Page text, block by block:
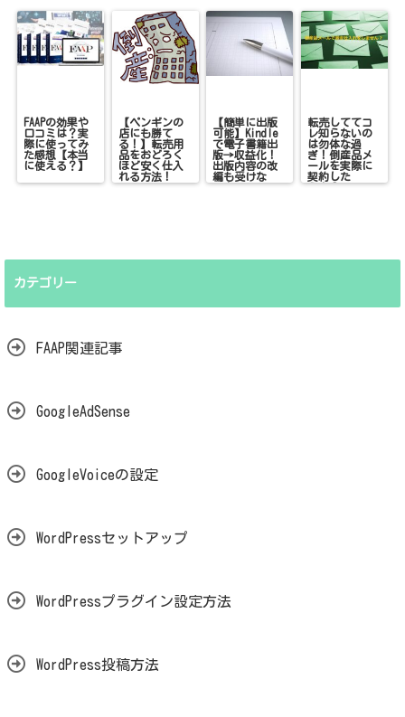
FAAPの効果や
口コミは？実
際に使ってみ
た感想【本当
に使える？】
【ペンギンの
店にも勝て
る！】転売用
品をおどろく
ほど安く仕入
れる方法！
【簡単に出版
可能】Kindle
で電子書籍出
版→収益化！
出版内容の改
編も受けな
い！
転売しててコ
レ知らないの
は勿体な過
ぎ！倒産品メ
ールを実際に
契約した
ら！？
カテゴリー
FAAP関連記事
GoogleAdSense
GoogleVoiceの設定
WordPressセットアップ
WordPressプラグイン設定方法
WordPress投稿方法